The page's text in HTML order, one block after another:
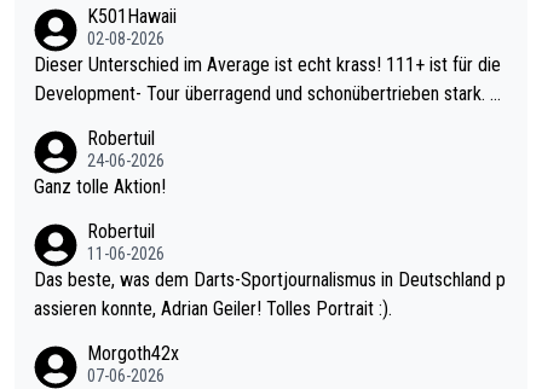
K501Hawaii
02-08-2026
Dieser Unterschied im Average ist echt krass! 111+ ist für die
Development- Tour überragend und schonübertrieben stark. U
mal 40+ erst recht. Da gewinnst keinen Blumentopf - ist ja noc
h krasser wie ein Pokalspiel eines Kreisligisten vs einem Bund
Robertuil
24-06-2026
Ganz tolle Aktion!
Robertuil
11-06-2026
Das beste, was dem Darts-Sportjournalismus in Deutschland p
assieren konnte, Adrian Geiler! Tolles Portrait :).
Morgoth42x
07-06-2026